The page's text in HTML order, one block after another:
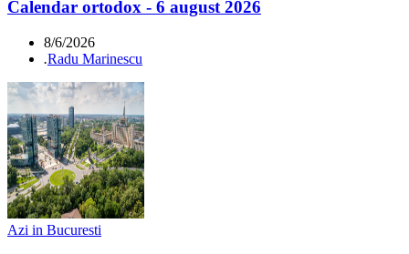
Calendar ortodox - 6 august 2026
8/6/2026
.Radu Marinescu
Azi in Bucuresti